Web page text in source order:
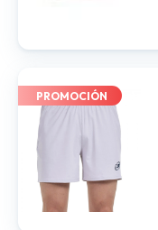
PROMOCIÓN